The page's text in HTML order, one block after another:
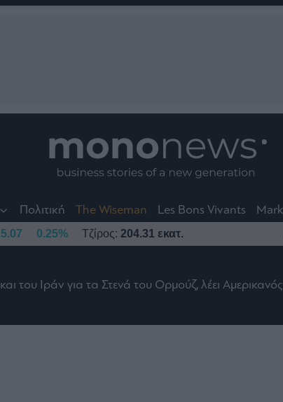
Πολιτική The Wiseman Les Bons Vivants
0.25% Τζίρος: 204.31 εκατ.
του Ιράν για τα Στενά του Ορμούζ, λέει